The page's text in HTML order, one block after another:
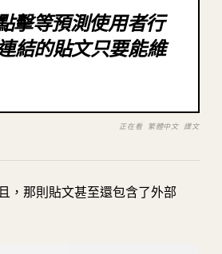
擊等預測使用者行
結的貼文只要能維
正在看 繁體中文 譯文
，那則貼文甚至還包含了外部